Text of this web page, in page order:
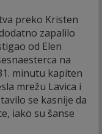
preko Kristen
zapalilo
od Elen
na
minutu kapiten
mrežu Lavica i
se kasnije da
iako su šanse